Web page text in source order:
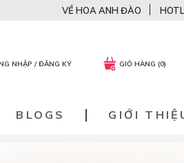
NHẬP / ĐĂNG KÝ GIỎ HÀNG (0)
VỀ HOA ANH ĐÀO
BLOGS GIỚI